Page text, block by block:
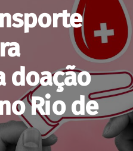
doação
Rio de